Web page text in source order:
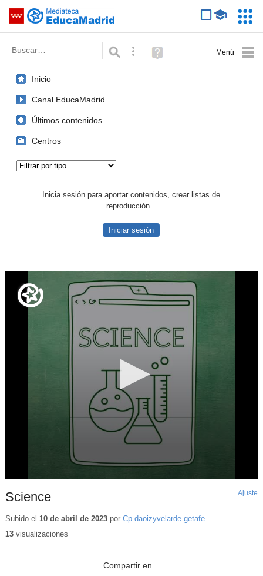
Saltar navegación
Palabra o frase: Búsqueda avanzada
Ayuda
(en
Inicio
Canal EducaMadrid
Últimos contenidos
Centros
Inicia sesión para aportar contenidos, crear listas de
reproducción...
Iniciar sesión
Science Ajuste
Subido el 10 de abril de 2023por Cp daoizyvelarde getafe
13visualizaciones